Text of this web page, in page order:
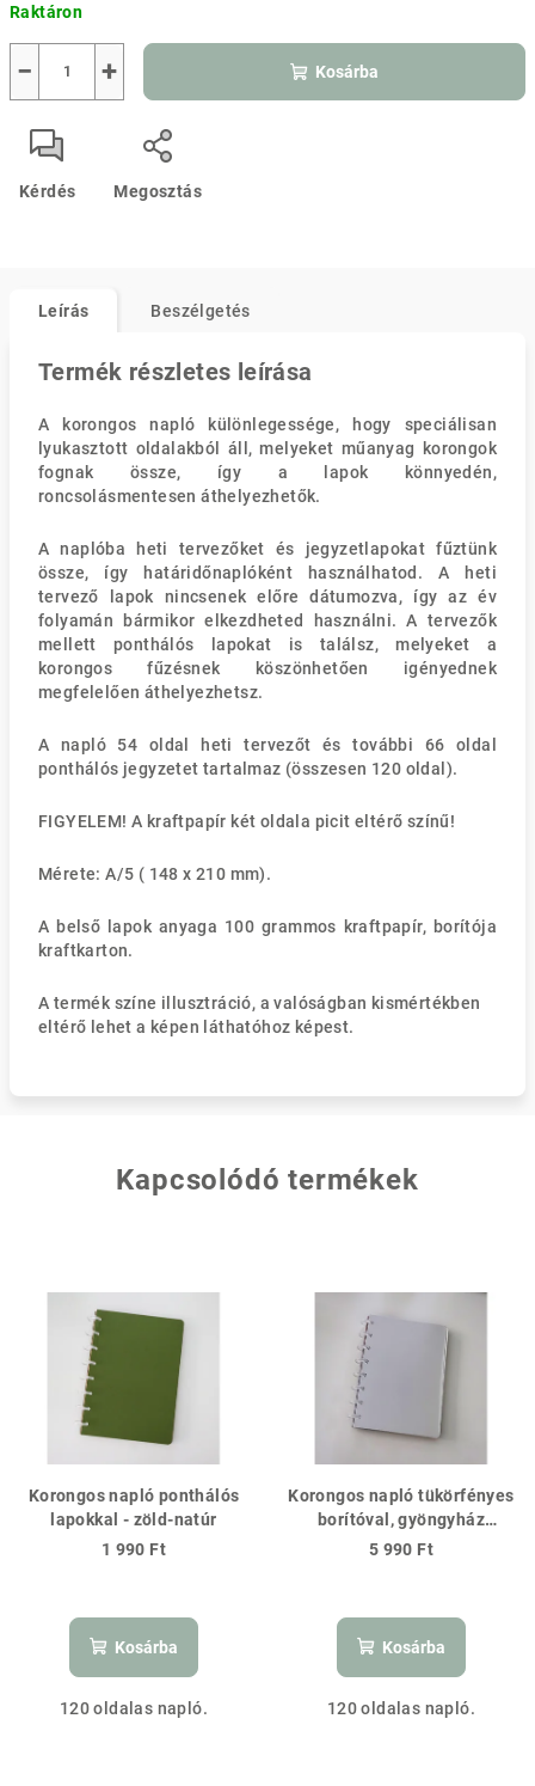
Raktáron
+
− Kosárba
Kérdés Megosztás
Leírás Beszélgetés
Termék részletes leírása
A korongos napló különlegessége, hogy speciálisan
lyukasztott oldalakból áll, melyeket műanyag korongok
fognak össze, így a lapok könnyedén,
roncsolásmentesen áthelyezhetők.
A naplóba heti tervezőket és jegyzetlapokat fűztünk
össze, így határidőnaplóként használhatod. A heti
tervező lapok nincsenek előre dátumozva, így az év
folyamán bármikor elkezdheted használni. A tervezők
mellett ponthálós lapokat is találsz, melyeket a
korongos fűzésnek köszönhetően igényednek
megfelelően áthelyezhetsz.
A napló 54 oldal heti tervezőt és további 66 oldal
ponthálós jegyzetet tartalmaz (összesen 120 oldal).
FIGYELEM! A kraftpapír két oldala picit eltérő színű!
Mérete: A/5 ( 148 x 210 mm).
A belső lapok anyaga 100 grammos kraftpapír, borítója
kraftkarton.
A termék színe illusztráció, a valóságban kismértékben
eltérő lehet a képen láthatóhoz képest.
Kapcsolódó termékek
Korongos napló ponthálós
lapokkal - zöld-natúr
1 990 Ft
Kosárba
120 oldalas napló.
Korongos napló tükörfényes
borítóval, gyöngyház
lapokkal
5 990 Ft
Kosárba
120 oldalas napló.